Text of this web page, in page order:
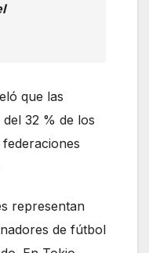
que las
32 % de los
representan
de fútbol